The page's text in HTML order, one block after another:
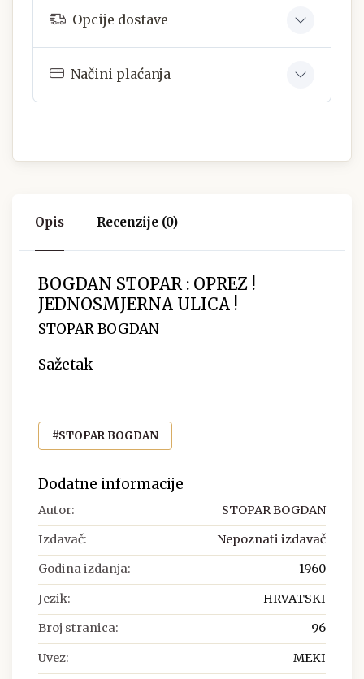
Opcije dostave
Načini plaćanja
Opis Recenzije (0)
BOGDAN STOPAR : OPREZ !
JEDNOSMJERNA ULICA !
STOPAR BOGDAN
Sažetak
#STOPAR BOGDAN
Dodatne informacije
Autor: STOPAR BOGDAN
Izdavač: Nepoznati izdavač
Godina izdanja: 1960
Jezik: HRVATSKI
Broj stranica: 96
Uvez: MEKI